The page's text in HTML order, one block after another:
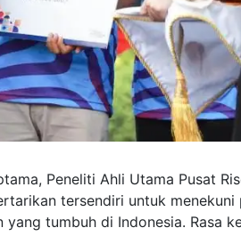
Peneliti Ahli Utama Pusat
tersendiri untuk menekuni
tumbuh di Indonesia. Rasa